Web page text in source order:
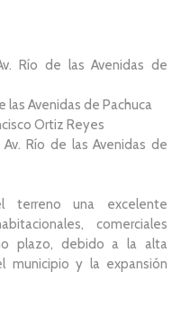
Río de las Avenidas de
las Avenidas de Pachuca
Ortiz Reyes
Río de las Avenidas de
terreno una excelente
comerciales
plazo, debido a la alta
municipio y la expansión